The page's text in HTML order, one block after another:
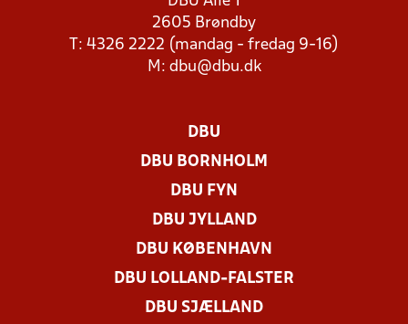
2605 Brøndby
T: 4326 2222 (mandag - fredag 9-16)
M: dbu@dbu.dk
DBU
DBU BORNHOLM
DBU FYN
DBU JYLLAND
DBU KØBENHAVN
DBU LOLLAND-FALSTER
DBU SJÆLLAND